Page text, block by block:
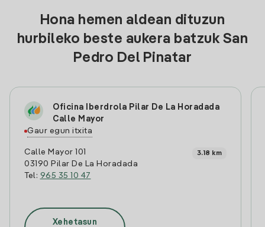
Hona hemen aldean dituzun
hurbileko beste aukera batzuk San
Pedro Del Pinatar
Oficina Iberdrola Pilar De La Horadada
Calle Mayor
Gaur egun itxita
Calle Mayor 101
03190 Pilar De La Horadada
Tel: 965 35 10 47
3.18 km
Xehetasun